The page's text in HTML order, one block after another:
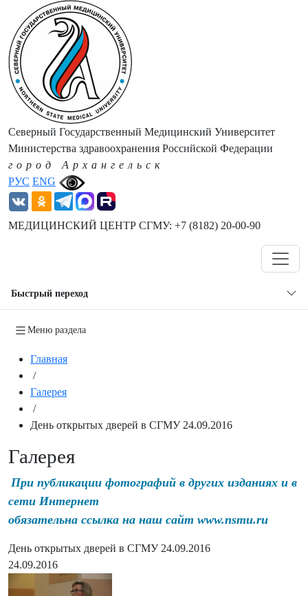
РУС ENG
Северный Государственный Медицинский Университет
Министерства здравоохранения Российской Федерации
город Архангельск
МЕДИЦИНСКИЙ ЦЕНТР СГМУ: +7 (8182) 20-00-90
Быстрый переход
Меню раздела
Главная
/
Галерея
/
День открытых дверей в СГМУ 24.09.2016
Галерея
При публикации фотографий в других изданиях и в
сети Интернет
обязательна ссылка на наш сайт www.nsmu.ru
День открытых дверей в СГМУ 24.09.2016
24.09.2016